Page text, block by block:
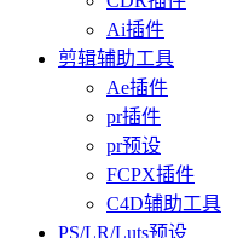
Ai插件
剪辑辅助工具
Ae插件
pr插件
pr预设
FCPX插件
C4D辅助工具
PS/LR/Luts预设